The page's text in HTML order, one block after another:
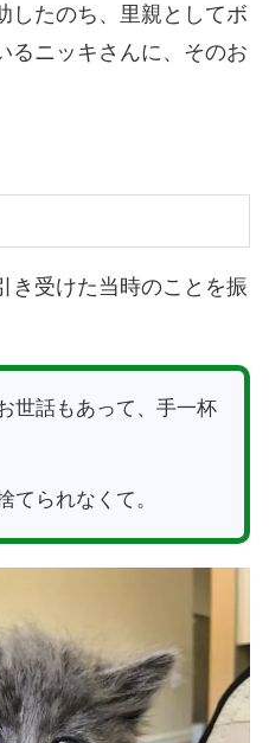
したのち、里親としてボ
るニッキさんに、そのお
き受けた当時のことを振
世話もあって、手一杯
てられなくて。